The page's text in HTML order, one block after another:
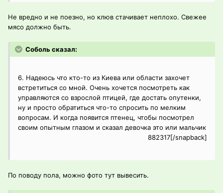
Не вредно и не поезно, но клюв стачивает неплохо. Свежее
мясо должно быть.
Соболь сказал:
6. Надеюсь что кто-то из Киева или области захочет
встретиться со мной. Очень хочется посмотреть как
управляются со взрослой птицей, где достать опутенки,
ну и просто обратиться что-то спросить по мелким
вопросам. И когда появится птенец, чтобы посмотрел
своим опытным глазом и сказал девочка это или мальчик
882317[/snapback]
По поводу пола, можно фото тут вывесить.